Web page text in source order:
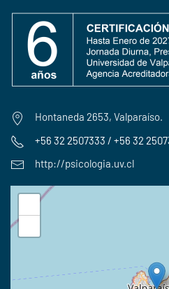
Hontaneda 2653, Valparaíso.
+56 32 2507333 / +56 32
http://psicologia.uv.cl